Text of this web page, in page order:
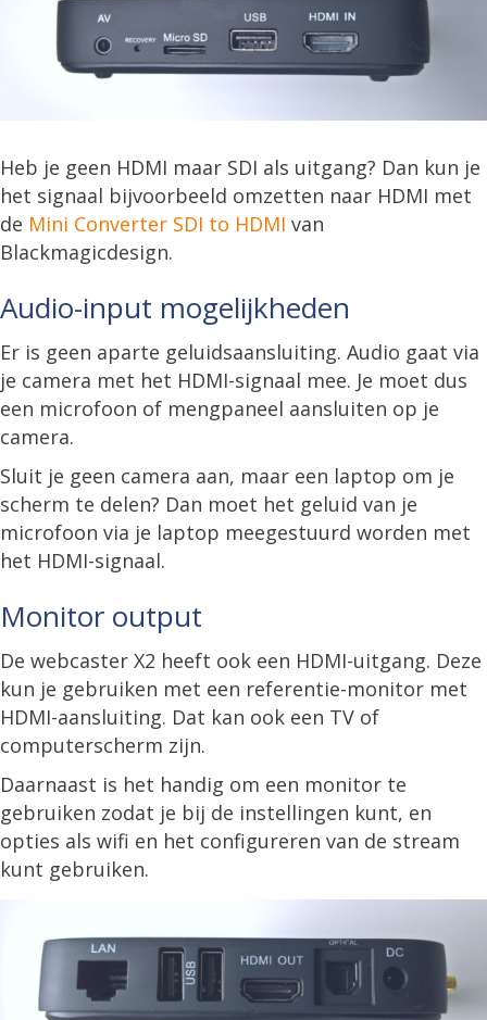
Heb je geen HDMI maar SDI als uitgang? Dan kun je
het signaal bijvoorbeeld omzetten naar HDMI met
de Mini Converter SDI to HDMI van
Blackmagicdesign.
Audio-input mogelijkheden
Er is geen aparte geluidsaansluiting. Audio gaat via
je camera met het HDMI-signaal mee. Je moet dus
een microfoon of mengpaneel aansluiten op je
camera.
Sluit je geen camera aan, maar een laptop om je
scherm te delen? Dan moet het geluid van je
microfoon via je laptop meegestuurd worden met
het HDMI-signaal.
Monitor output
De webcaster X2 heeft ook een HDMI-uitgang. Deze
kun je gebruiken met een referentie-monitor met
HDMI-aansluiting. Dat kan ook een TV of
computerscherm zijn.
Daarnaast is het handig om een monitor te
gebruiken zodat je bij de instellingen kunt, en
opties als wifi en het configureren van de stream
kunt gebruiken.